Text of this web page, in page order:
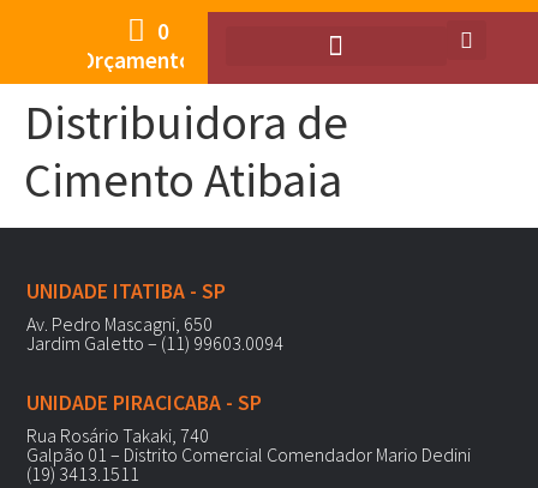
Orçamento
0
Distribuidora de
Cimento Atibaia
UNIDADE ITATIBA - SP
Av. Pedro Mascagni, 650
Jardim Galetto – (11) 99603.0094
UNIDADE PIRACICABA - SP
Rua Rosário Takaki, 740
Galpão 01 – Distrito Comercial Comendador Mario Dedini
(19) 3413.1511